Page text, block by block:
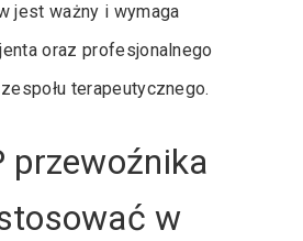
jest ważny i wymaga
oraz profesjonalnego
terapeutycznego.
przewoźnika
w